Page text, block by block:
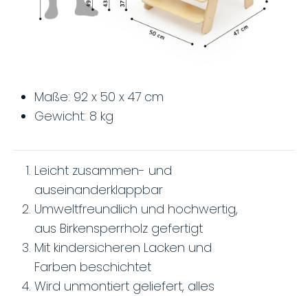
Maße: 92 x 50 x 47 cm
Gewicht: 8 kg
Leicht zusammen- und
auseinanderklappbar
Umweltfreundlich und hochwertig,
aus Birkensperrholz gefertigt
Mit kindersicheren Lacken und
Farben beschichtet
Wird unmontiert geliefert, alles